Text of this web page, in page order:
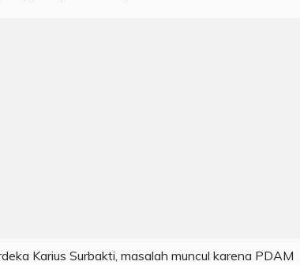
Karius Surbakti, masalah muncul karena PDAM